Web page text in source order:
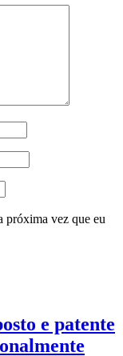
próxima vez que eu
e patente